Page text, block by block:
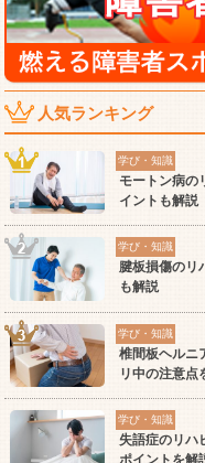
人気ランキング
学び・知識
モートン病の
イントも解説
学び・知識
腱板損傷のリ
も解説
学び・知識
椎間板ヘルニ
リ中の注意点
学び・知識
失語症のリハ
ポイントを解